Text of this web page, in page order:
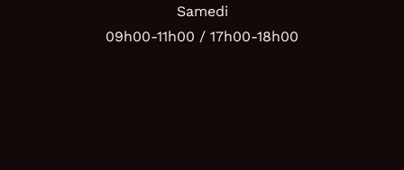
Samedi
09h00-11h00 / 17h00-18h00